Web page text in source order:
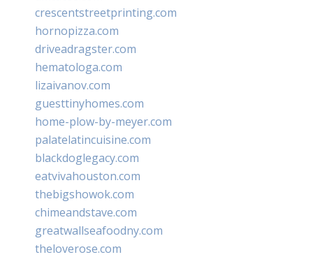
crescentstreetprinting.com
hornopizza.com
driveadragster.com
hematologa.com
lizaivanov.com
guesttinyhomes.com
home-plow-by-meyer.com
palatelatincuisine.com
blackdoglegacy.com
eatvivahouston.com
thebigshowok.com
chimeandstave.com
greatwallseafoodny.com
theloverose.com